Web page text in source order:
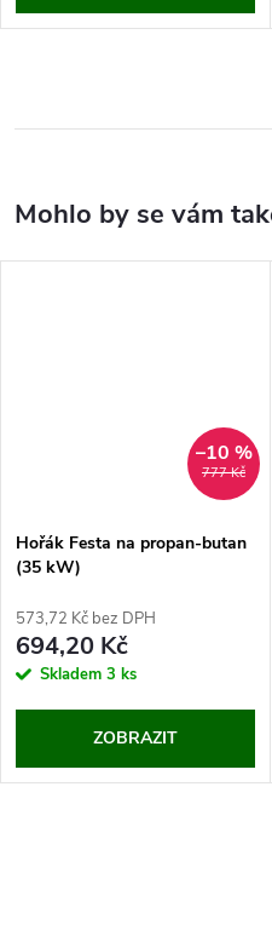
777 Kč
–10 %
Hořák Festa na propan-butan
(35 kW)
573,72 Kč bez DPH
694,20 Kč
Skladem 3 ks
ZOBRAZIT